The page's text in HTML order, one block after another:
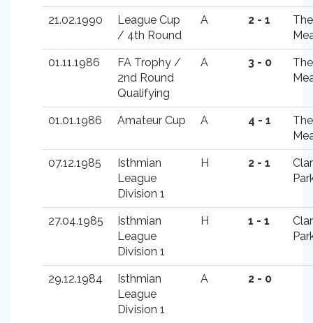
21.02.1990
League Cup
/ 4th Round
A 2 - 1
The
01.11.1986
FA Trophy /
2nd Round
Qualifying
A 3 - 0
The
01.01.1986 Amateur Cup A 4 - 1
The
07.12.1985
Isthmian
League
Division 1
H 2 - 1
27.04.1985
Isthmian
League
Division 1
H 1 - 1
29.12.1984
Isthmian
League
Division 1
A 2 - 0